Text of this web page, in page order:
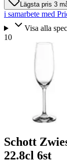
Lägsta pris 3
i samarbete med
Visa alla
10
Schott
22.8cl 6st